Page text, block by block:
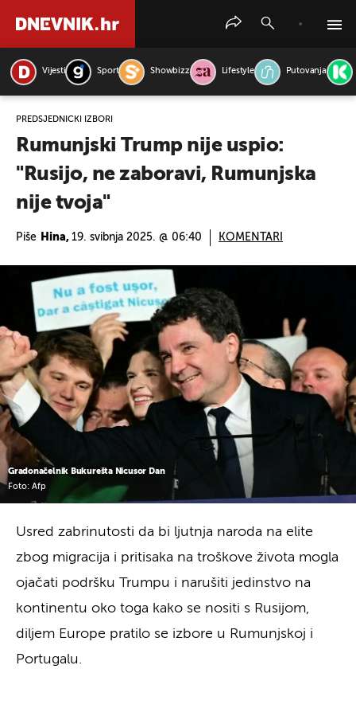
Vijesti Sport Showbizz Lifestyle Putovanja
PREDSJEDNIČKI IZBORI
Rumunjski Trump nije uspio:
"Rusijo, ne zaboravi, Rumunjska
nije tvoja"
Piše Hina, 19. svibnja 2025. @ 06:40 KOMENTARI
Gradonačelnik Bukurešta Nicusor Dan
Foto: Afp
Usred zabrinutosti da bi ljutnja naroda na elite
zbog migracija i pritisaka na troškove života mogla
ojačati podršku Trumpu i narušiti jedinstvo na
kontinentu oko toga kako se nositi s Rusijom,
diljem Europe pratilo se izbore u Rumunjskoj i
Portugalu.
PRETRAŽITE VIJESTI